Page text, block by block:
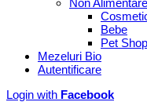
Bebe
Pet
Mezeluri Bio
Autentificare
Login with Facebook